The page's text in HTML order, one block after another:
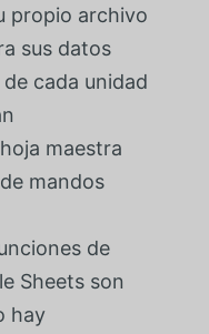
propio archivo
sus datos
cada unidad
maestra
mandos
de
Sheets son
hay